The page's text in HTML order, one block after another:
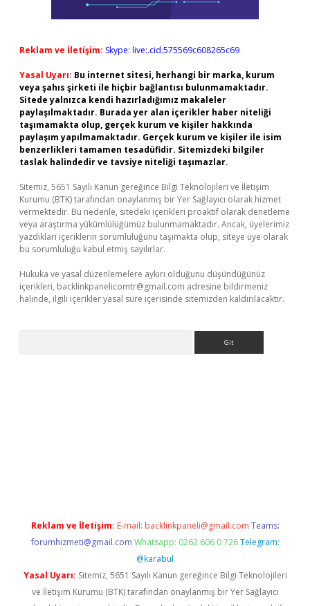
Reklam ve İletişim: Skype: live:.cid.575569c608265c69
Yasal Uyarı: Bu internet sitesi, herhangi bir marka, kurum
veya şahıs şirketi ile hiçbir bağlantısı bulunmamaktadır.
Sitede yalnızca kendi hazırladığımız makaleler
paylaşılmaktadır. Burada yer alan içerikler haber niteliği
taşımamakta olup, gerçek kurum ve kişiler hakkında
paylaşım yapılmamaktadır. Gerçek kurum ve kişiler ile isim
benzerlikleri tamamen tesadüfidir. Sitemizdeki bilgiler
taslak halindedir ve tavsiye niteliği taşımazlar.
Sitemiz, 5651 Sayılı Kanun gereğince Bilgi Teknolojileri ve İletişim
Kurumu (BTK) tarafından onaylanmış bir Yer Sağlayıcı olarak hizmet
vermektedir. Bu nedenle, sitedeki içerikleri proaktif olarak denetleme
veya araştırma yükümlülüğümüz bulunmamaktadır. Ancak, üyelerimiz
yazdıkları içeriklerin sorumluluğunu taşımakta olup, siteye üye olarak
bu sorumluluğu kabul etmiş sayılırlar.
Hukuka ve yasal düzenlemelere aykırı olduğunu düşündüğünüz
içerikleri, backlinkpanelicomtr@gmail.com adresine bildirmeniz
halinde, ilgili içerikler yasal süre içerisinde sitemizden kaldırılacaktır.
Reklam ve İletişim: E-mail: backlinkpaneli@gmail.com Teams:
forumhizmeti@gmail.com Whatsapp: 0262 606 0 726 Telegram:
@karabul
Yasal Uyarı: Sitemiz, 5651 Sayılı Kanun gereğince Bilgi Teknolojileri
ve İletişim Kurumu (BTK) tarafından onaylanmış bir Yer Sağlayıcı